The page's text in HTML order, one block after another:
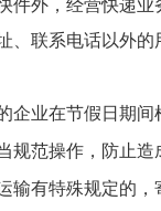
件外，经营快递
、联系电话以外
业在节假日期间
范操作，防止造
输有特殊规定的